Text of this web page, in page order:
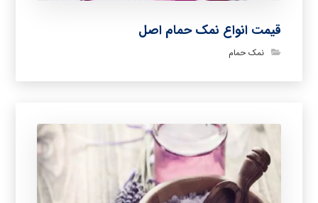
قیمت انواع نمک حمام اصل
نمک حمام